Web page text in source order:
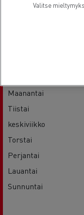
Maanantai
Tiistai
keskiviikko
Torstai
Perjantai
Lauantai
Sunnuntai
Valitse